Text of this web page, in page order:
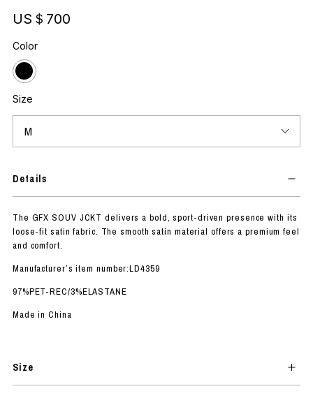
US＄700
Color
Size
Details
The GFX SOUV JCKT delivers a bold, sport-driven presence with its
loose-fit satin fabric. The smooth satin material offers a premium feel
and comfort.
Manufacturer’s item number:LD4359
97%PET-REC/3%ELASTANE
Made in China
Size